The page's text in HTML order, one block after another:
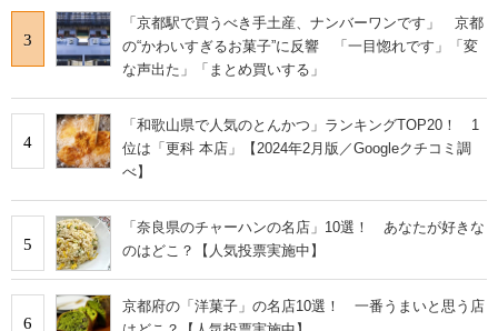
3
「京都駅で買うべき手土産、ナンバーワンです」 京都
の“かわいすぎるお菓子”に反響 「一目惚れです」「変
な声出た」「まとめ買いする」
4
「和歌山県で人気のとんかつ」ランキングTOP20！ 1
位は「更科 本店」【2024年2月版／Googleクチコミ調
べ】
5
「奈良県のチャーハンの名店」10選！ あなたが好きな
のはどこ？【人気投票実施中】
6
京都府の「洋菓子」の名店10選！ 一番うまいと思う店